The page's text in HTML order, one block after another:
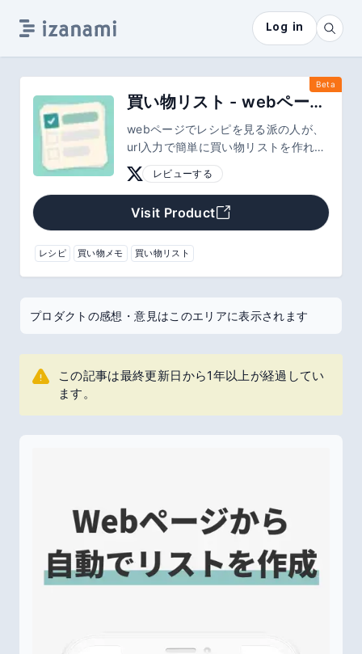
Log in
Beta
買い物リスト - webページから簡単メモ作成
webページでレシピを見る派の人が、
url入力で簡単に買い物リストを作れる
アプリです！
レビューする
Visit Product
レシピ 買い物メモ 買い物リスト
プロダクトの感想・意見はこのエリアに表示されます
この記事は最終更新日から1年以上が経過してい
ます。